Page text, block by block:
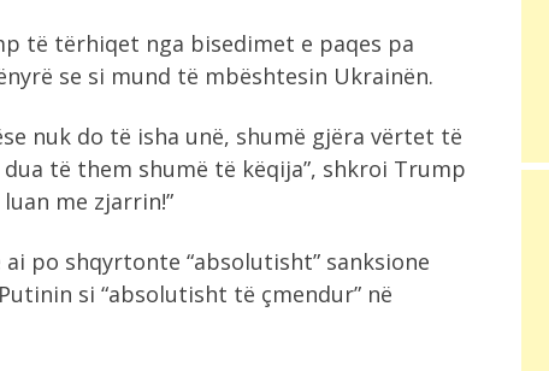
të tërhiqet nga bisedimet e paqes pa
se si mund të mbështesin Ukrainën.
nuk do të isha unë, shumë gjëra vërtet të
të them shumë të këqija”, shkroi Trump
me zjarrin!”
po shqyrtonte “absolutisht” sanksione
si “absolutisht të çmendur” në